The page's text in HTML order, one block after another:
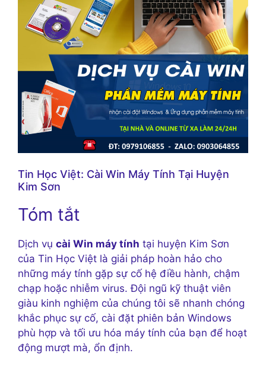
Tin Học Việt: Cài Win Máy Tính Tại Huyện
Kim Sơn
Tóm tắt
Dịch vụ cài Win máy tính tại huyện Kim Sơn
của Tin Học Việt là giải pháp hoàn hảo cho
những máy tính gặp sự cố hệ điều hành, chậm
chạp hoặc nhiễm virus. Đội ngũ kỹ thuật viên
giàu kinh nghiệm của chúng tôi sẽ nhanh chóng
khắc phục sự cố, cài đặt phiên bản Windows
phù hợp và tối ưu hóa máy tính của bạn để hoạt
động mượt mà, ổn định.